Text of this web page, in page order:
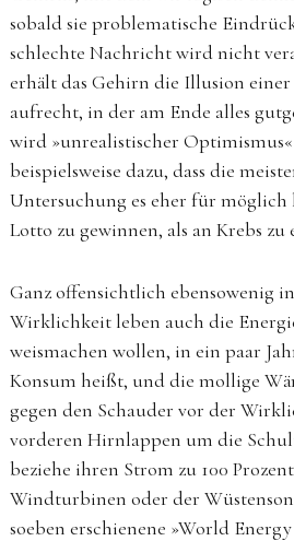
sobald sie problematische
schlechte Nachricht wird nicht
erhält das Gehirn die Illusion
aufrecht, in der am Ende alles
wird »unrealistischer
beispielsweise dazu, dass die
Untersuchung es eher für möglich
Lotto zu gewinnen, als an Krebs zu
Ganz offensichtlich ebensowenig
Wirklichkeit leben auch die
weismachen wollen, in ein paar
Konsum heißt, und die mollige
gegen den Schauder vor der
vorderen Hirnlappen um die
beziehe ihren Strom zu 100
Windturbinen oder der
soeben erschienene »World